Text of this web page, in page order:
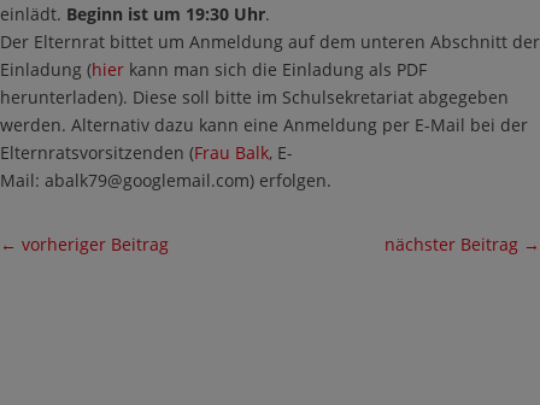
einlädt. Beginn ist um 19:30 Uhr.
Der Elternrat bittet um Anmeldung auf dem unteren Abschnitt der
Einladung (hier kann man sich die Einladung als PDF
herunterladen). Diese soll bitte im Schulsekretariat abgegeben
werden. Alternativ dazu kann eine Anmeldung per E-Mail bei der
Elternratsvorsitzenden (Frau Balk, E-
Mail: abalk79@googlemail.com) erfolgen.
← vorheriger Beitrag nächster Beitrag →